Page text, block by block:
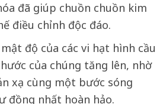
đã giúp chuồn chuồn kim
điều chỉnh độc đáo.
độ của các vi hạt hình cầu
của chúng tăng lên, nhờ
xạ cùng một bước sóng
đồng nhất hoàn hảo.